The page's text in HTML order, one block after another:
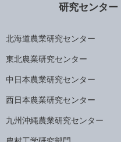
研究センター
北海道農業研究センター
東北農業研究センター
中日本農業研究センター
西日本農業研究センター
九州沖縄農業研究センター